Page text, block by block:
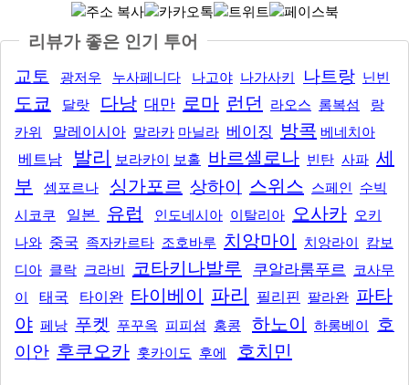
리뷰가 좋은 인기 투어
교토 광저우 누사페니다 나고야 나가사키 나트랑 닌빈
도쿄 달랏 다낭 대만 로마 런던 라오스 롬복섬
랑
카위
말레이시아 말라카 마닐라 베이징 방콕 베네치아
베트남
발리 보라카이 보홀 바르셀로나 빈탄 사파 세
부
셈포르나 싱가포르 상하이 스위스 스페인
수빅
시코쿠
일본 유럽 인도네시아 이탈리아 오사카 오키
나와 중국 족자카르타 조호바루 치앙마이 치앙라이
캄보
디아 클락 크라비 코타키나발루 쿠알라룸푸르
코사무
이
태국 타이완 타이베이 파리 필리핀 팔라완 파타
야 페낭 푸켓 푸꾸옥 피피섬 홍콩 하노이 하롱베이
호
이안 후쿠오카 홋카이도 후에 호치민